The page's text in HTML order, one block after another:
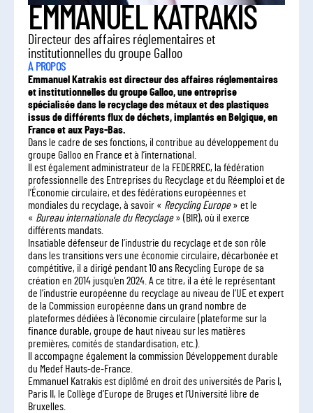
EMMANUEL KATRAKIS
Directeur des affaires réglementaires et
institutionnelles du groupe Galloo
À PROPOS
Emmanuel Katrakis est directeur des affaires réglementaires
et institutionnelles du groupe Galloo, une entreprise
spécialisée dans le recyclage des métaux et des plastiques
issus de différents flux de déchets, implantés en Belgique, en
France et aux Pays-Bas.
Dans le cadre de ses fonctions, il contribue au développement du
groupe Galloo en France et à l’international.
Il est également administrateur de la FEDERREC, la fédération
professionnelle des Entreprises du Recyclage et du Réemploi et de
l’Économie circulaire, et des fédérations européennes et
mondiales du recyclage, à savoir « Recycling Europe » et le
« Bureau internationale du Recyclage » (BIR), où il exerce
différents mandats.
Insatiable défenseur de l’industrie du recyclage et de son rôle
dans les transitions vers une économie circulaire, décarbonée et
compétitive, il a dirigé pendant 10 ans Recycling Europe de sa
création en 2014 jusqu’en 2024. A ce titre, il a été le représentant
de l’industrie européenne du recyclage au niveau de l’UE et expert
de la Commission européenne dans un grand nombre de
plateformes dédiées à l’économie circulaire (plateforme sur la
finance durable, groupe de haut niveau sur les matières
premières, comités de standardisation, etc.).
Il accompagne également la commission Développement durable
du Medef Hauts-de-France.
Emmanuel Katrakis est diplômé en droit des universités de Paris I,
Paris II, le Collège d’Europe de Bruges et l’Université libre de
Bruxelles.